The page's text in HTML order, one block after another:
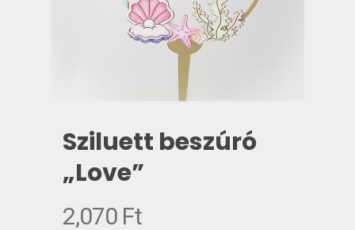
Sziluett beszúró
„Love”
2,070 Ft